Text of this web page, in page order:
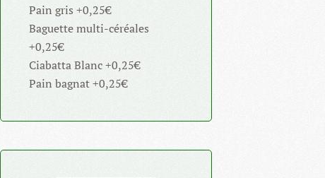
Pain gris +0,25€
Baguette multi-céréales
+0,25€
Ciabatta Blanc +0,25€
Pain bagnat +0,25€